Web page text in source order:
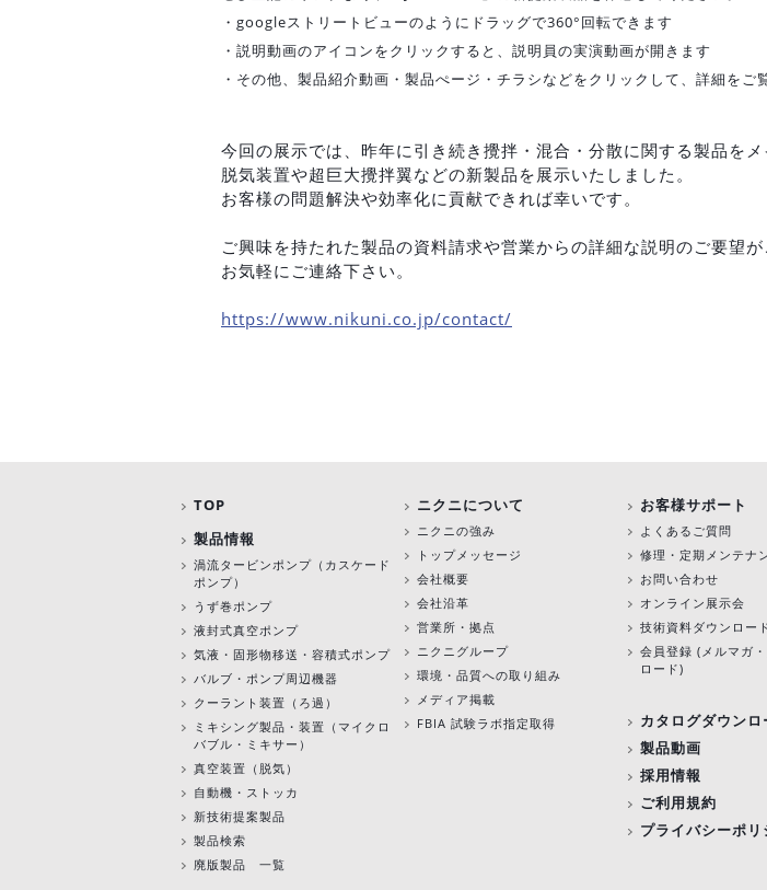
・googleストリートビューのようにドラッグで360°回転できます
・説明動画のアイコンをクリックすると、説明員の実演動画が開きます
・その他、製品紹介動画・製品ぺージ・チラシなどをクリックして、詳細をご
今回の展示では、昨年に引き続き攪拌・混合・分散に関する製品をメ
脱気装置や超巨大攪拌翼などの新製品を展示いたしました。
お客様の問題解決や効率化に貢献できれば幸いです。
ご興味を持たれた製品の資料請求や営業からの詳細な説明のご要望が
お気軽にご連絡下さい。
https://www.nikuni.co.jp/contact/
TOP
製品情報
渦流タービンポンプ （カスケード
ポンプ）
うず巻ポンプ
液封式真空ポンプ
気液・固形物移送・容積式ポンプ
バルブ・ポンプ周辺機器
クーラント装置（ろ過）
ミキシング製品・装置（マイクロ
バブル・ミキサー）
真空装置（脱気）
自動機・ストッカ
新技術提案製品
製品検索
廃版製品 一覧
ニクニについて
ニクニの強み
トップメッセージ
会社概要
会社沿革
営業所・拠点
ニクニグループ
環境・品質への取り組み
メディア掲載
FBIA 試験ラボ指定取得
お客様サポート
よくあるご質問
修理・定期メンテナ
お問い合わせ
オンライン展示会
技術資料ダウンロー
会員登録 (メルマガ
ロード)
カタログダウンロ
製品動画
採用情報
ご利用規約
プライバシーポリ